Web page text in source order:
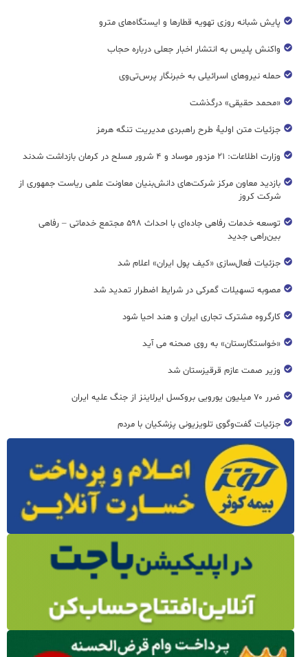
پایش شبانه روزی تهویه قطار‌ها و ایستگاه‌های مترو
واکنش پلیس به انتشار اخبار جعلی درباره حجاب
حمله نیروهای اسرائیلی به خبرنگار پرس‌تی‌وی
«محمد حقیقی» درگذشت
جزئیات متن اولیۀ طرح راهبردی مدیریت تنگه هرمز
وزارت اطلاعات: ۲۱ مزدور موساد و ۴ شرور مسلح در کرمان بازداشت شدند
بازدید معاون مرکز شرکت‌های دانش‌بنیان معاونت علمی ریاست جمهوری از
شرکت کروز
توسعه خدمات رفاهی جاده‌ای با احداث ۵۹۸ مجتمع خدماتی – رفاهی
بین‌راهی جدید
جزئیات فعال‌سازی «کیف پول ایران» اعلام شد
مصوبه تسهیلات گمرکی در شرایط اضطرار تمدید شد
کارگروه مشترک تجاری ایران و هند احیا شود
«خواستگارستان» به روی صحنه می آید
وزیر صمت عازم قرقیزستان شد
ضرر ۷۰ میلیون یورویی بروکسل ایرلاینز از جنگ علیه ایران
جزئیات گفت‌وگوی تلویزیونی پزشکیان با مردم